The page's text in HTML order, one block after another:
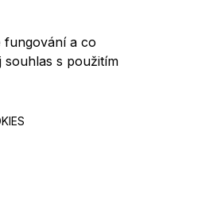
fungování a co
souhlas s použitím
Přihlaste se k našemu newsletteru
informace o našich programech